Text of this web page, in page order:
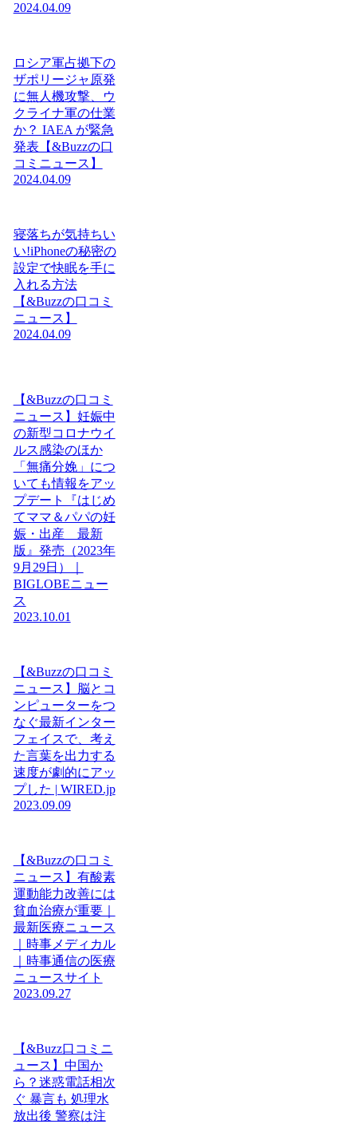
2024.04.09
ロシア軍占拠下の
ザポリージャ原発
に無人機攻撃、ウ
クライナ軍の仕業
か？ IAEA が緊急
発表【&Buzzの口
コミニュース】
2024.04.09
寝落ちが気持ちい
い!iPhoneの秘密の
設定で快眠を手に
入れる方法
【&Buzzの口コミ
ニュース】
2024.04.09
【&Buzzの口コミ
ニュース】妊娠中
の新型コロナウイ
ルス感染のほか
「無痛分娩」につ
いても情報をアッ
プデート『はじめ
てママ＆パパの妊
娠・出産 最新
版』発売（2023年
9月29日）｜
BIGLOBEニュー
ス
2023.10.01
【&Buzzの口コミ
ニュース】脳とコ
ンピューターをつ
なぐ最新インター
フェイスで、考え
た言葉を出力する
速度が劇的にアッ
プした | WIRED.jp
2023.09.09
【&Buzzの口コミ
ニュース】有酸素
運動能力改善には
貧血治療が重要｜
最新医療ニュース
｜時事メディカル
｜時事通信の医療
ニュースサイト
2023.09.27
【&Buzz口コミニ
ュース】中国か
ら？迷惑電話相次
ぐ 暴言も 処理水
放出後 警察は注